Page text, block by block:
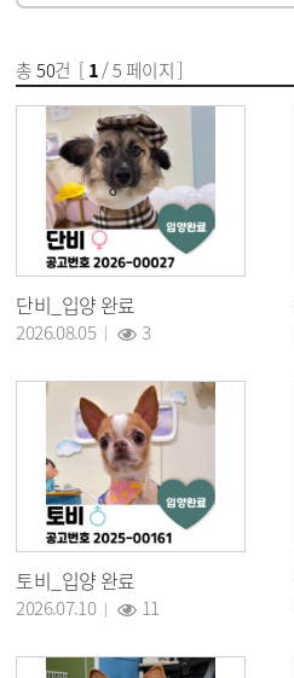
총50건 [ 1/ 5 페이지 ]
단비_입양 완료
2026.08.05 3
토비_입양 완료
2026.07.10 11